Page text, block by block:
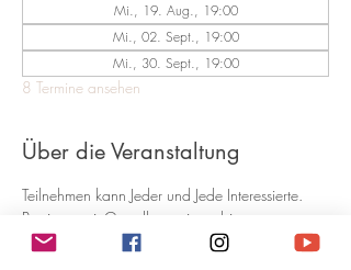
Mi., 19. Aug., 19:00
Mi., 02. Sept., 19:00
Mi., 30. Sept., 19:00
8 Termine ansehen
Über die Veranstaltung
Teilnehmen kann Jeder und Jede Interessierte.
Beginner mit Grundkenntnissen bis
Fortgeschrittene.  ​Kosten: